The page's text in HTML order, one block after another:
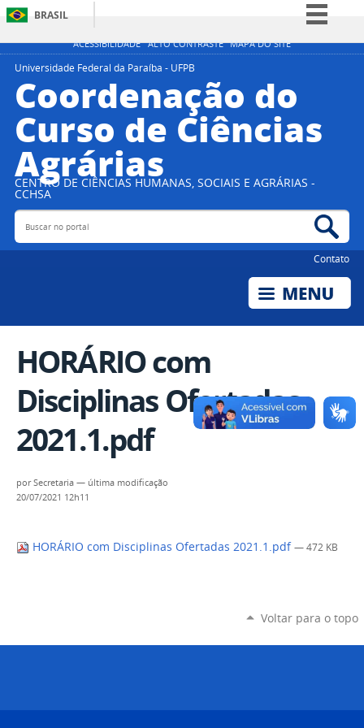
ACESSIBILIDADE ALTO CONTRASTE MAPA DO SITE
BRASIL
Simplifique!
Participe
Acesso à informação
Legislação
Universidade Federal da Paraíba - UFPB
Coordenação do
Curso de Ciências
Agrárias
CENTRO DE CIÊNCIAS HUMANAS, SOCIAIS E AGRÁRIAS -
CCHSA
Buscar no portal
Contato
HORÁRIO com
Disciplinas Ofertadas
2021.1.pdf
porSecretaria — última modificação
20/07/2021 12h11
HORÁRIO com Disciplinas Ofertadas 2021.1.pdf — 472 KB
Voltar para o topo